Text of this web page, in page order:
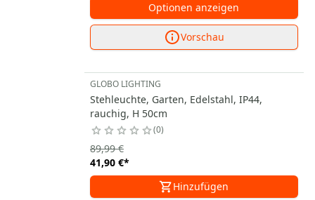
Optionen anzeigen
Vorschau
GLOBO LIGHTING
Stehleuchte, Garten, Edelstahl, IP44,
rauchig, H 50cm
0
41,90 €*
89,99 €
Hinzufügen